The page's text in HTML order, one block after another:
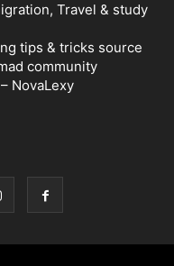
Travel & study
tips & tricks source
community
NovaLexy